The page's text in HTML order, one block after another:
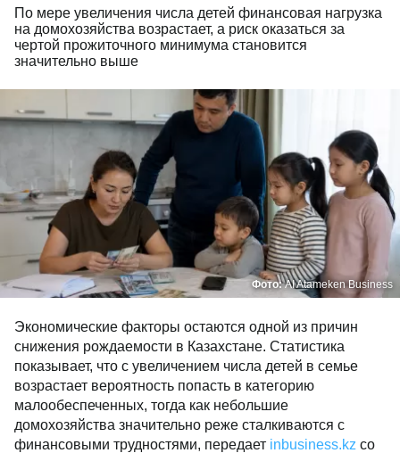
По мере увеличения числа детей финансовая нагрузка
на домохозяйства возрастает, а риск оказаться за
чертой прожиточного минимума становится
значительно выше
Фото:AI Atameken Business
Экономические факторы остаются одной из причин
снижения рождаемости в Казахстане. Статистика
показывает, что с увеличением числа детей в семье
возрастает вероятность попасть в категорию
малообеспеченных, тогда как небольшие
домохозяйства значительно реже сталкиваются с
финансовыми трудностями, передает inbusiness.kz со